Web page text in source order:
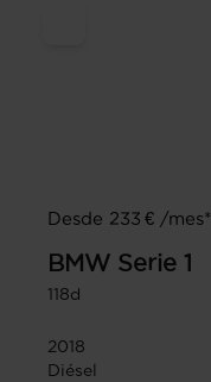
Desde 233 € /mes*
BMW Serie 1
118d
2018
Diésel